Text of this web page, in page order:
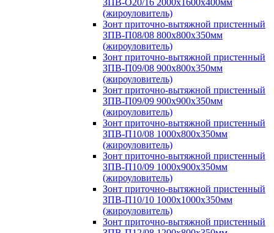
ЗПВ-О20/16 2000х1600х400мм
(жироуловитель)
Зонт приточно-вытяжной пристенный
ЗПВ-П08/08 800х800х350мм
(жироуловитель)
Зонт приточно-вытяжной пристенный
ЗПВ-П09/08 900х800х350мм
(жироуловитель)
Зонт приточно-вытяжной пристенный
ЗПВ-П09/09 900х900х350мм
(жироуловитель)
Зонт приточно-вытяжной пристенный
ЗПВ-П10/08 1000х800х350мм
(жироуловитель)
Зонт приточно-вытяжной пристенный
ЗПВ-П10/09 1000х900х350мм
(жироуловитель)
Зонт приточно-вытяжной пристенный
ЗПВ-П10/10 1000х1000х350мм
(жироуловитель)
Зонт приточно-вытяжной пристенный